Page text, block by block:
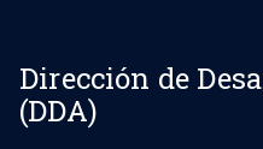
Dirección de
(DDA)